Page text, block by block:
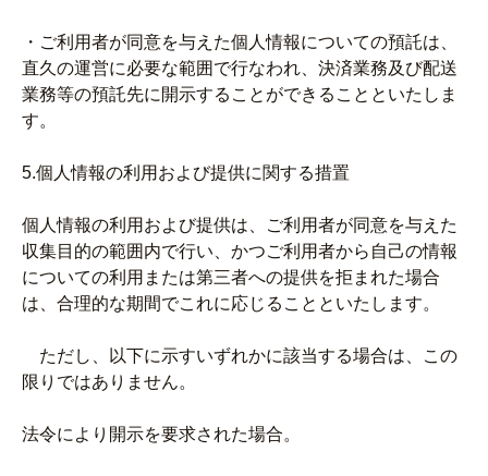
・ご利用者が同意を与えた個人情報についての預託は、
直久の運営に必要な範囲で行なわれ、決済業務及び配送
業務等の預託先に開示することができることといたしま
す。
5.個人情報の利用および提供に関する措置
個人情報の利用および提供は、ご利用者が同意を与えた
収集目的の範囲内で行い、かつご利用者から自己の情報
についての利用または第三者への提供を拒まれた場合
は、合理的な期間でこれに応じることといたします。
ただし、以下に示すいずれかに該当する場合は、この
限りではありません。
法令により開示を要求された場合。